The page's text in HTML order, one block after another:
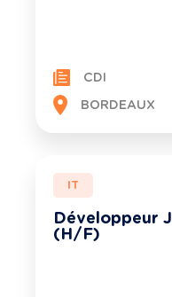
CDI
BORDEAUX
IT
Développeur
(H/F)